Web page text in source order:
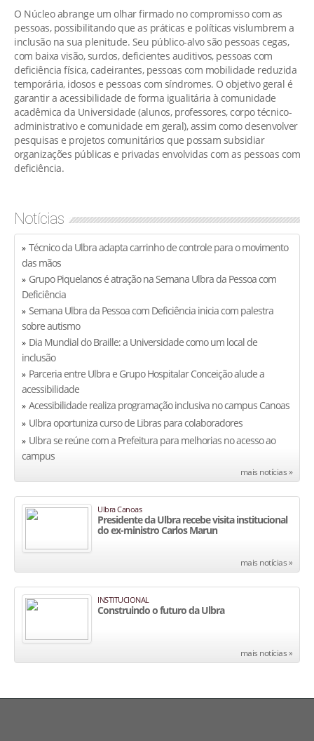
O Núcleo abrange um olhar firmado no compromisso com as
pessoas, possibilitando que as práticas e políticas vislumbrem a
inclusão na sua plenitude. Seu público-alvo são pessoas cegas,
com baixa visão, surdos, deficientes auditivos, pessoas com
deficiência física, cadeirantes, pessoas com mobilidade reduzida
temporária, idosos e pessoas com síndromes. O objetivo geral é
garantir a acessibilidade de forma igualitária à comunidade
acadêmica da Universidade (alunos, professores, corpo técnico-
administrativo e comunidade em geral), assim como desenvolver
pesquisas e projetos comunitários que possam subsidiar
organizações públicas e privadas envolvidas com as pessoas com
deficiência.
Notícias
» Técnico da Ulbra adapta carrinho de controle para o movimento
das mãos
» Grupo Piquelanos é atração na Semana Ulbra da Pessoa com
Deficiência
» Semana Ulbra da Pessoa com Deficiência inicia com palestra
sobre autismo
» Dia Mundial do Braille: a Universidade como um local de
inclusão
» Parceria entre Ulbra e Grupo Hospitalar Conceição alude a
acessibilidade
» Acessibilidade realiza programação inclusiva no campus Canoas
» Ulbra oportuniza curso de Libras para colaboradores
» Ulbra se reúne com a Prefeitura para melhorias no acesso ao
campus
mais notícias »
Ulbra Canoas
Presidente da Ulbra recebe visita institucional
do ex-ministro Carlos Marun
mais notícias »
INSTITUCIONAL
Construindo o futuro da Ulbra
mais notícias »